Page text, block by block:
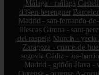
Málaga - málaga
d39en-berenguer
Madrid - san-fernando-de-
illescas Girona - sant-
del-raspeig Murcia - yecla
Zaragoza - cuarte-de-
segovia Cádiz - los-
Madrid - griñón álava -